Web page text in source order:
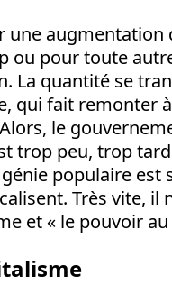
une
ou pour toute
La quantité se
qui fait remonter
le
trop peu, trop
populaire est
Très vite,
et « le pouvoir au